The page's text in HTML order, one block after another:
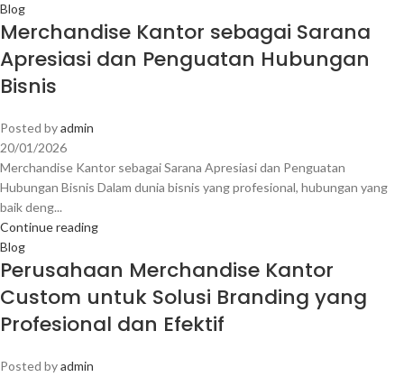
Blog
Merchandise Kantor sebagai Sarana
Apresiasi dan Penguatan Hubungan
Bisnis
Posted byadmin
20/01/2026
Merchandise Kantor sebagai Sarana Apresiasi dan Penguatan
Hubungan Bisnis Dalam dunia bisnis yang profesional, hubungan yang
baik deng...
Continue reading
Blog
Perusahaan Merchandise Kantor
Custom untuk Solusi Branding yang
Profesional dan Efektif
Posted byadmin